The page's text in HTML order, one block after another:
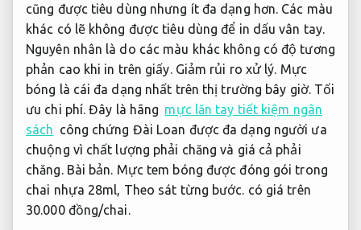
cũng được tiêu dùng nhưng ít đa dạng hơn. Các màu
khác có lẽ không được tiêu dùng để in dấu vân tay.
Nguyên nhân là do các màu khác không có độ tương
phản cao khi in trên giấy. Giảm rủi ro xử lý. Mực
bóng là cái đa dạng nhất trên thị trường bây giờ. Tối
ưu chi phí. Đây là hãng mực lăn tay tiết kiệm ngân
sách công chứng Đài Loan được đa dạng người ưa
chuộng vì chất lượng phải chăng và giá cả phải
chăng. Bài bản. Mực tem bóng được đóng gói trong
chai nhựa 28ml, Theo sát từng bước. có giá trên
30.000 đồng/chai.